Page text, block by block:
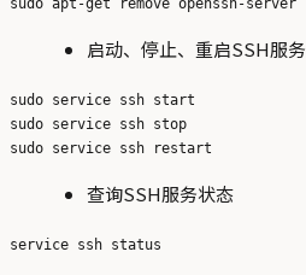
启动、停止、重启SSH服务
sudo service ssh start
sudo service ssh stop
查询SSH服务状态